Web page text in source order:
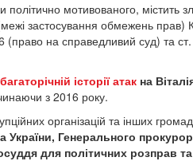
мотивованого, містить
застосування обмежень прав)
(право на справедливий суд) та
багаторічній історії атак на
з 2016 року.
організацій та інших
України, Генерального
для політичних розправ